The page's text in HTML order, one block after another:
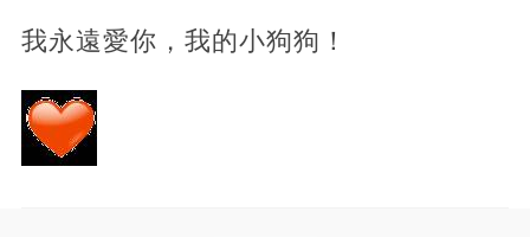
我永遠愛你，我的小狗狗！